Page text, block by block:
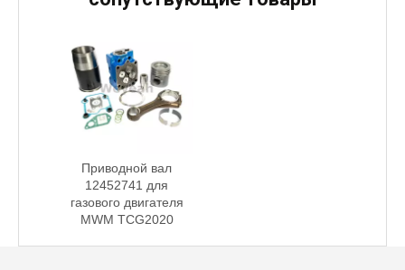
Приводной вал
12452741 для
газового двигателя
MWM TCG2020